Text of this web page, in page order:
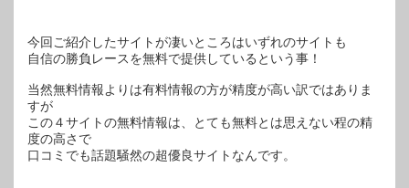
今回ご紹介したサイトが凄いところはいずれのサイトも
自信の勝負レースを無料で提供しているという事！
当然無料情報よりは有料情報の方が精度が高い訳ではありま
すが
この４サイトの無料情報は、とても無料とは思えない程の精
度の高さで
口コミでも話題騒然の超優良サイトなんです。